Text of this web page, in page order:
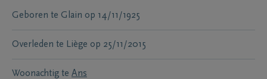
Geboren te Glain op 14/11/1925
Overleden te Liège op 25/11/2015
Woonachtig te Ans